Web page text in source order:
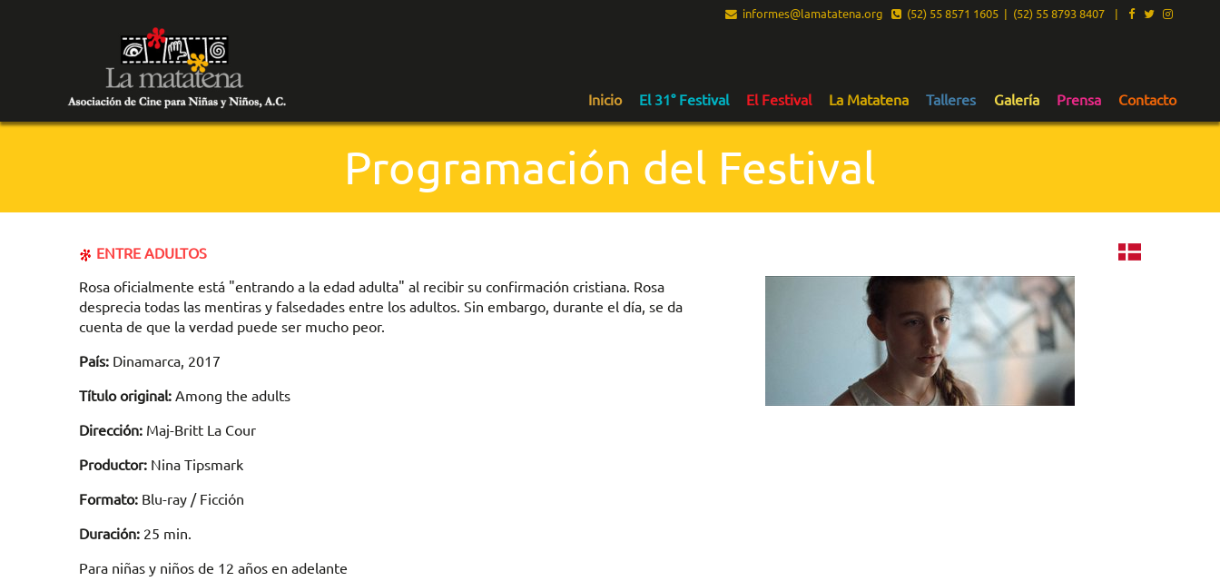
informes@lamatatena.org (52) 55 8571 1605 | (52) 55 8793 8407 |
Inicio El 31° Festival El Festival La Matatena Talleres Galería Prensa Contacto
Programación del Festival
ENTRE ADULTOS
Rosa oficialmente está "entrando a la edad adulta" al recibir su confirmación cristiana. Rosa
desprecia todas las mentiras y falsedades entre los adultos. Sin embargo, durante el día, se da
cuenta de que la verdad puede ser mucho peor.
País: Dinamarca, 2017
Título original: Among the adults
Dirección: Maj-Britt La Cour
Productor: Nina Tipsmark
Formato: Blu-ray / Ficción
Duración: 25 min.
Para niñas y niños de 12 años en adelante